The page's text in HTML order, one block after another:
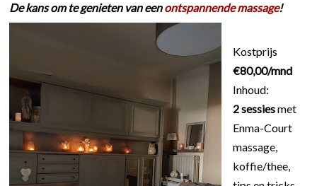
De kans om te genieten van eenontspannende massage!
Kostprijs
€80,00/mnd
Inhoud:
2 sessiesmet
Enma-Court
massage,
koffie/thee,